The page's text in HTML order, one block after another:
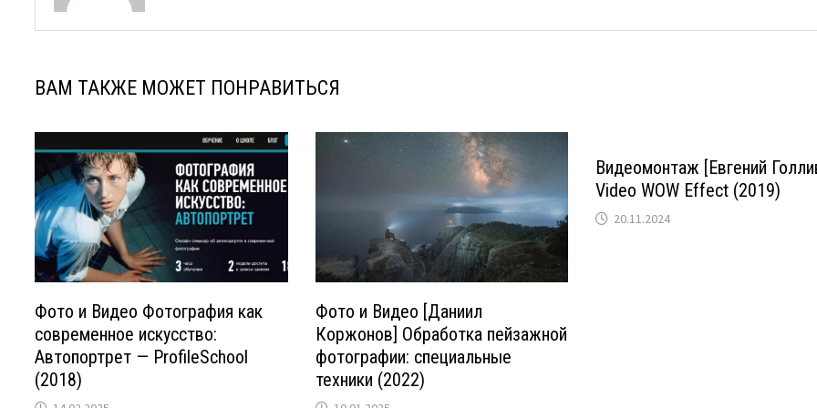
ВАМ ТАКЖЕ МОЖЕТ ПОНРАВИТЬСЯ
Фото и Видео Фотография как
современное искусство:
Автопортрет — ProfileSchool
(2018)
Фото и Видео [Даниил
Коржонов] Обработка пейзажной
фотографии: специальные
техники (2022)
Видеомонтаж [Евгений
Video WOW Effect (2019)
20.11.2024